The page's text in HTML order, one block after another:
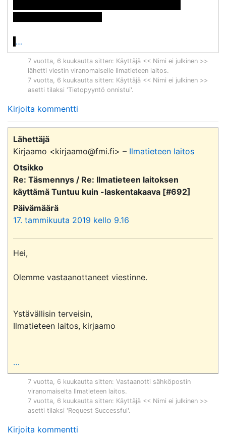
…
7 vuotta, 6 kuukautta sitten: Käyttäjä << Nimi ei julkinen >>
lähetti viestin viranomaiselle Ilmatieteen laitos.
7 vuotta, 6 kuukautta sitten: Käyttäjä << Nimi ei julkinen >>
asetti tilaksi 'Tietopyyntö onnistui'.
Kirjoita kommentti
Lähettäjä
Kirjaamo <kirjaamo@fmi.fi> – Ilmatieteen laitos
Otsikko
Re: Täsmennys / Re: Ilmatieteen laitoksen
käyttämä Tuntuu kuin -laskentakaava [#692]
Päivämäärä
17. tammikuuta 2019 kello 9.16
Hei,
Olemme vastaanottaneet viestinne.
Ystävällisin terveisin,
Ilmatieteen laitos, kirjaamo
…
7 vuotta, 6 kuukautta sitten: Vastaanotti sähköpostin
viranomaiselta Ilmatieteen laitos.
7 vuotta, 6 kuukautta sitten: Käyttäjä << Nimi ei julkinen >>
asetti tilaksi 'Request Successful'.
Kirjoita kommentti